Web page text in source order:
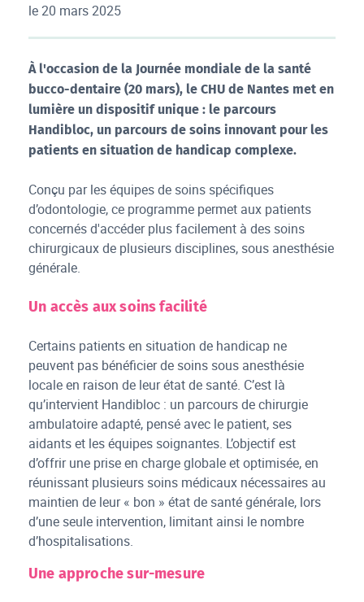
le 20 mars 2025
À l'occasion de la Journée mondiale de la santé
bucco-dentaire (20 mars), le CHU de Nantes met en
lumière un dispositif unique : le parcours
Handibloc, un parcours de soins innovant pour les
patients en situation de handicap complexe.
Conçu par les équipes de soins spécifiques
d’odontologie, ce programme permet aux patients
concernés d'accéder plus facilement à des soins
chirurgicaux de plusieurs disciplines, sous anesthésie
générale.
Un accès aux soins facilité
Certains patients en situation de handicap ne
peuvent pas bénéficier de soins sous anesthésie
locale en raison de leur état de santé. C’est là
qu’intervient Handibloc : un parcours de chirurgie
ambulatoire adapté, pensé avec le patient, ses
aidants et les équipes soignantes. L’objectif est
d’offrir une prise en charge globale et optimisée, en
réunissant plusieurs soins médicaux nécessaires au
maintien de leur « bon » état de santé générale, lors
d’une seule intervention, limitant ainsi le nombre
d’hospitalisations.
Une approche sur-mesure